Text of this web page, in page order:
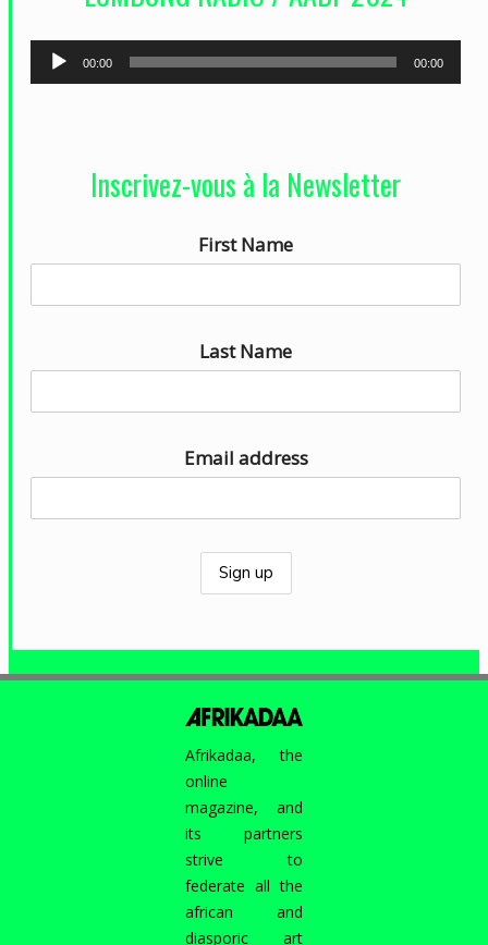
L
e
e
r
d
o
00:00 00:00
Inscrivez-vous à la Newsletter
First Name
Last Name
Email address
Afrikadaa, the
online
magazine, and
its partners
strive to
federate all the
african and
diasporic art